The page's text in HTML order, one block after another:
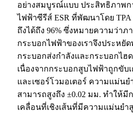
อย่างสมบูรณ์แบบ ประสิทธิภาพก
ไฟฟ้าซีรีส์ ESR ที่พัฒนาโดย TPA
ถึงได้ถึง 96% ซึ่งหมายความว่าภ
กระบอกไฟฟ้าของเราจึงประหยั
กระบอกส่งกำลังและกระบอกไฮ
เนื่องจากกระบอกสูบไฟฟ้าถูกขับ
และเซอร์โวมอเตอร์ ความแม่นย
สามารถสูงถึง ±0.02 มม. ทำให้มี
เคลื่อนที่เชิงเส้นที่มีความแม่นยำ